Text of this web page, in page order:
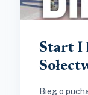
Start I
Bieg o